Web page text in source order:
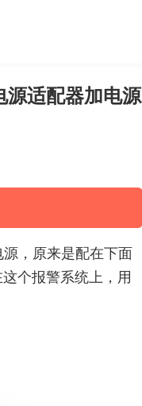
适配器加电源
，原来是配在下面
个报警系统上，用